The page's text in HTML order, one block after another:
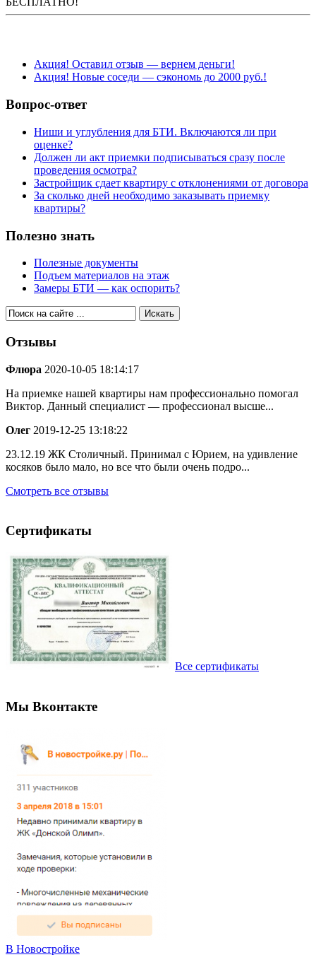
Акция! Оставил отзыв — вернем деньги!
Акция! Новые соседи — сэкономь до 2000 руб.!
Вопрос-ответ
Ниши и углубления для БТИ. Включаются ли при
оценке?
Должен ли акт приемки подписываться сразу после
проведения осмотра?
Застройщик сдает квартиру с отклонениями от договора
За сколько дней необходимо заказывать приемку
квартиры?
Полезно знать
Полезные документы
Подъем материалов на этаж
Замеры БТИ — как оспорить?
Отзывы
Флюра 2020-10-05 18:14:17
На приемке нашей квартиры нам профессионально помогал
Виктор. Данный специалист — профессионал высше...
Олег 2019-12-25 13:18:22
23.12.19 ЖК Столичный. Принимал с Юрием, на удивление
косяков было мало, но все что были очень подро...
Смотреть все отзывы
Сертификаты
Все сертификаты
Мы Вконтакте
В Новостройке